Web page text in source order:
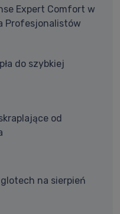
Expert Comfort w
Profesjonalistów
do szybkiej
od
na sierpień